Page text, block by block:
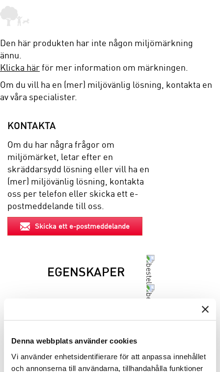
Denna webbplats använder cookies
Vi använder enhetsidentifierare för att anpassa innehållet
och annonserna till användarna, tillhandahålla funktioner
Den här produkten har inte någon miljömärkning
ännu.
Klicka härför mer information om märkningen.
Om du vill ha en (mer) miljövänlig lösning, kontakta en
av våra specialister.
KONTAKTA
Om du har några frågor om
miljömärket, letar efter en
skräddarsydd lösning eller vill ha en
(mer) miljövänlig lösning, kontakta
oss per telefon eller skicka ett e-
postmeddelande till oss.
Skicka ett e-postmeddelande
EGENSKAPER
INFO INNAN DU ORDERAR